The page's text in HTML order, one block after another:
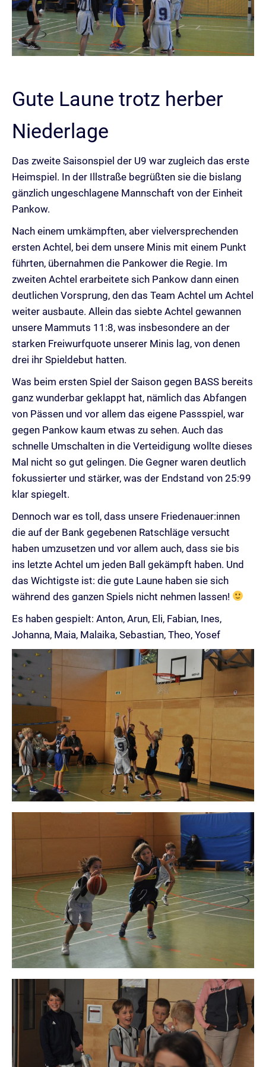
Gute Laune trotz herber
Niederlage
Das zweite Saisonspiel der U9 war zugleich das erste
Heimspiel. In der Illstraße begrüßten sie die bislang
gänzlich ungeschlagene Mannschaft von der Einheit
Pankow.
Nach einem umkämpften, aber vielversprechenden
ersten Achtel, bei dem unsere Minis mit einem Punkt
führten, übernahmen die Pankower die Regie. Im
zweiten Achtel erarbeitete sich Pankow dann einen
deutlichen Vorsprung, den das Team Achtel um Achtel
weiter ausbaute. Allein das siebte Achtel gewannen
unsere Mammuts 11:8, was insbesondere an der
starken Freiwurfquote unserer Minis lag, von denen
drei ihr Spieldebut hatten.
Was beim ersten Spiel der Saison gegen BASS bereits
ganz wunderbar geklappt hat, nämlich das Abfangen
von Pässen und vor allem das eigene Passspiel, war
gegen Pankow kaum etwas zu sehen. Auch das
schnelle Umschalten in die Verteidigung wollte dieses
Mal nicht so gut gelingen. Die Gegner waren deutlich
fokussierter und stärker, was der Endstand von 25:99
klar spiegelt.
Dennoch war es toll, dass unsere Friedenauer:innen
die auf der Bank gegebenen Ratschläge versucht
haben umzusetzen und vor allem auch, dass sie bis
ins letzte Achtel um jeden Ball gekämpft haben. Und
das Wichtigste ist: die gute Laune haben sie sich
während des ganzen Spiels nicht nehmen lassen!
Es haben gespielt: Anton, Arun, Eli, Fabian, Ines,
Johanna, Maia, Malaika, Sebastian, Theo, Yosef